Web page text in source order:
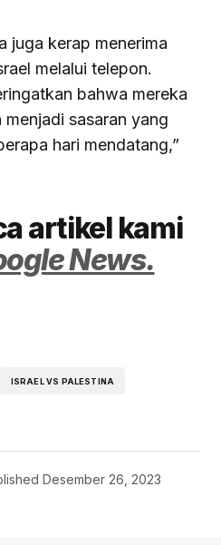
juga kerap menerima
melalui telepon.
bahwa mereka
sasaran yang
hari mendatang,”
artikel kami
News.
ISRAEL VS PALESTINA
Desember 26, 2023